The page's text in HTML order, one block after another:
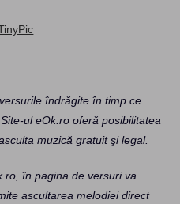
îndrăgite în timp ce
ul eOk.ro oferă posibilitatea
muzică gratuit şi legal.
în pagina de versuri va
ascultarea melodiei direct